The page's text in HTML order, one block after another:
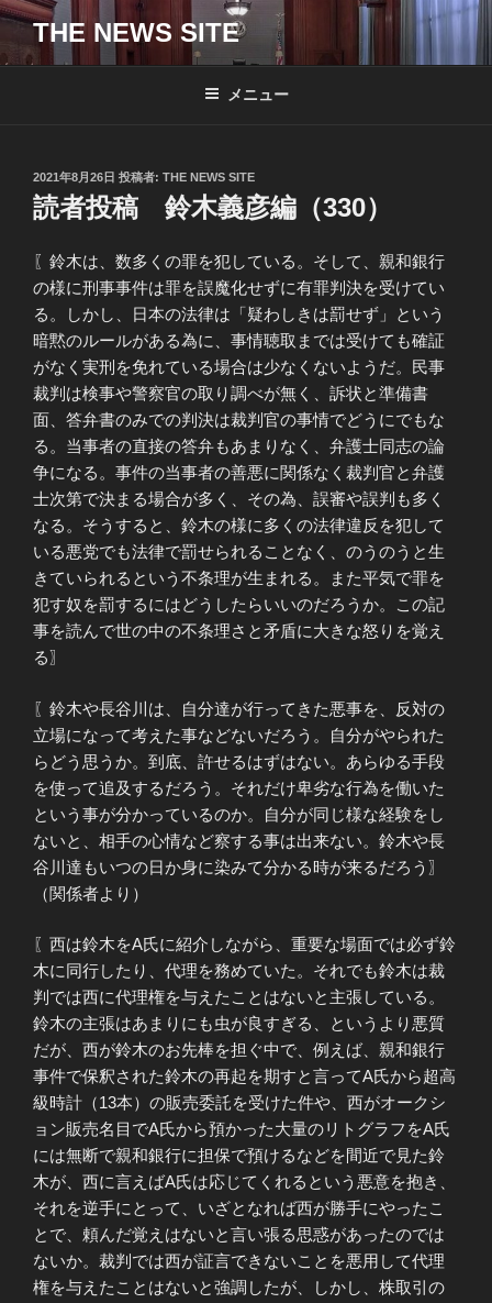
コ
テ
THE NEWS SITE
メニュー
投
稿
日:
2021年8月26日 投稿者: THE NEWS SITE
読者投稿 鈴木義彦編（330）
〖鈴木は、数多くの罪を犯している。そして、親和銀行
の様に刑事事件は罪を誤魔化せずに有罪判決を受けてい
る。しかし、日本の法律は「疑わしきは罰せず」という
暗黙のルールがある為に、事情聴取までは受けても確証
がなく実刑を免れている場合は少なくないようだ。民事
裁判は検事や警察官の取り調べが無く、訴状と準備書
面、答弁書のみでの判決は裁判官の事情でどうにでもな
る。当事者の直接の答弁もあまりなく、弁護士同志の論
争になる。事件の当事者の善悪に関係なく裁判官と弁護
士次第で決まる場合が多く、その為、誤審や誤判も多く
なる。そうすると、鈴木の様に多くの法律違反を犯して
いる悪党でも法律で罰せられることなく、のうのうと生
きていられるという不条理が生まれる。また平気で罪を
犯す奴を罰するにはどうしたらいいのだろうか。この記
事を読んで世の中の不条理さと矛盾に大きな怒りを覚え
る〗
〖鈴木や長谷川は、自分達が行ってきた悪事を、反対の
立場になって考えた事などないだろう。自分がやられた
らどう思うか。到底、許せるはずはない。あらゆる手段
を使って追及するだろう。それだけ卑劣な行為を働いた
という事が分かっているのか。自分が同じ様な経験をし
ないと、相手の心情など察する事は出来ない。鈴木や長
谷川達もいつの日か身に染みて分かる時が来るだろう〗
（関係者より）
〖西は鈴木をA氏に紹介しながら、重要な場面では必ず鈴
木に同行したり、代理を務めていた。それでも鈴木は裁
判では西に代理権を与えたことはないと主張している。
鈴木の主張はあまりにも虫が良すぎる、というより悪質
だが、西が鈴木のお先棒を担ぐ中で、例えば、親和銀行
事件で保釈された鈴木の再起を期すと言ってA氏から超高
級時計（13本）の販売委託を受けた件や、西がオークシ
ョン販売名目でA氏から預かった大量のリトグラフをA氏
には無断で親和銀行に担保で預けるなどを間近で見た鈴
木が、西に言えばA氏は応じてくれるという悪意を抱き、
それを逆手にとって、いざとなれば西が勝手にやったこ
とで、頼んだ覚えはないと言い張る思惑があったのでは
ないか。裁判では西が証言できないことを悪用して代理
権を与えたことはないと強調したが、しかし、株取引の